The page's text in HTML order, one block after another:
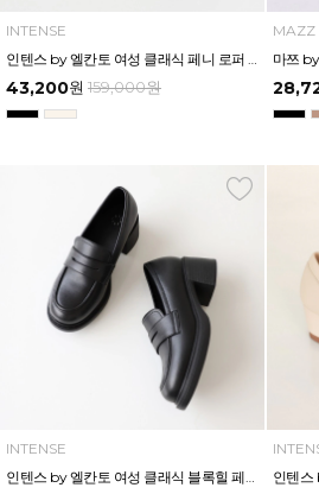
INTENSE
인텐스 by 엘칸토 여성 클래식 페니 로퍼 2cm LCWD76I613
43,200원 159,000원
MAZZ
INTENSE
인텐스 by 엘칸토 여성 클래식 블록힐 페니로퍼 5.5cm LCWD51I613